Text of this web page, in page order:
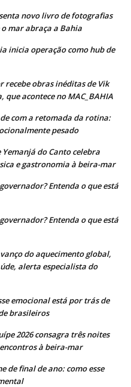
novo livro de fotografias
mar abraça a Bahia
inicia operação como hub de
recebe obras inéditas de Vik
acontece no MAC_BAHIA
com a retomada da rotina:
pesado
Yemanjá do Canto celebra
e gastronomia à beira-mar
Entenda o que está
Entenda o que está
do aquecimento global,
alerta especialista do
emocional está por trás de
brasileiros
2026 consagra três noites
à beira-mar
de final de ano: como esse